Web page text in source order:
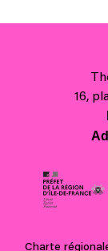
16,
Charte